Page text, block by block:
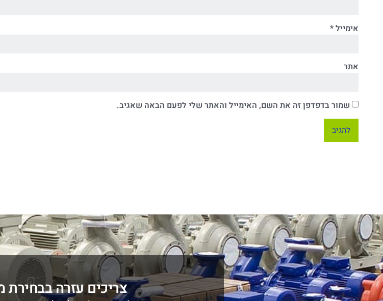
אימייל*
אתר
שמור בדפדפן זה את השם, האימייל והאתר שלי לפעם הבאה שאגיב.
צריכים עזרה